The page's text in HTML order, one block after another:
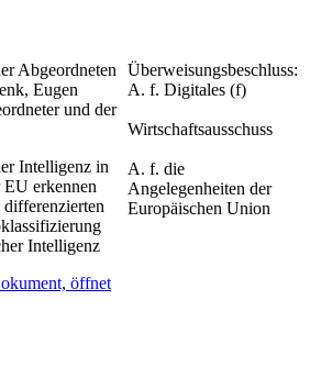
Abgeordneten
Eugen
und der
Intelligenz in
erkennen
Intelligenz
öffnet
Überweisungsbeschluss:
A. f. Digitales (f)
Wirtschaftsausschuss
A. f. die
Angelegenheiten der
Europäischen Union